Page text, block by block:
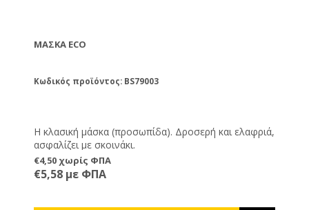
ΜΆΣΚΑ ECO
Κωδικός προϊόντος: BS79003
Η κλασική μάσκα (προσωπίδα). Δροσερή και ελαφριά,
ασφαλίζει με σκοινάκι.
€4,50 χωρίς ΦΠΑ
€5,58 με ΦΠΑ